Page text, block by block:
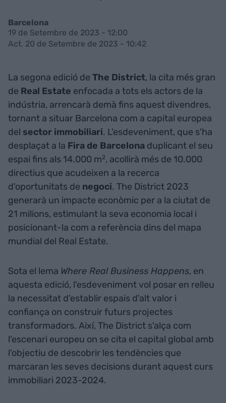
Barcelona
19 de Setembre de 2023 - 12:00
Act. 20 de Setembre de 2023 - 10:42
La segona edició de The District, la cita més gran
de Real Estate enfocada a tots els actors de la
indústria, arrencarà demà fins aquest divendres,
tornant a situar Barcelona com a capital europea
del sector immobiliari. L'esdeveniment, que s'ha
desplaçat a la Fira de Barcelona duplicant el seu
espai fins als 14.000 m2, acollirà més de 10.000
directius que acudeixen a la recerca
d'oportunitats de negoci. The District 2023
generarà un impacte econòmic per a la ciutat de
21 milions, estimulant la seva economia local i
posicionant-la com a referència dins del mapa
mundial del Real Estate.
Sota el lema Where Real Business Happens, en
aquesta edició, l'esdeveniment vol posar en relleu
la necessitat d'establir espais d'alt valor i
confiança on construir futurs projectes
transformadors. Així, The District s'alça com
l'escenari europeu on se cita el capital global amb
l'objectiu de descobrir les tendències que
marcaran les seves decisions durant aquest curs
immobiliari 2023-2024.